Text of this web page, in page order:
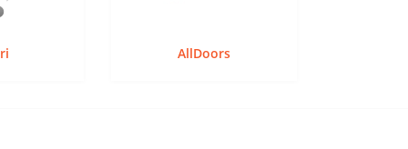
AllDoors